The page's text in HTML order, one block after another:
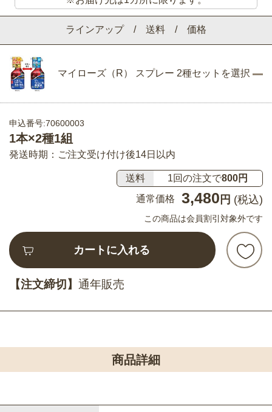
ラインアップ / 送料 / 価格
マイローズ（R） スプレー 2種セットを選択
申込番号:70600003
1本×2種1組
発送時期：ご注文受け付け後14日以内
送料 1回の注文で800円
通常価格
3,480 円 (税込)
この商品は会員割引対象外です
カートに入れる
【注文締切】 通年販売
商品詳細